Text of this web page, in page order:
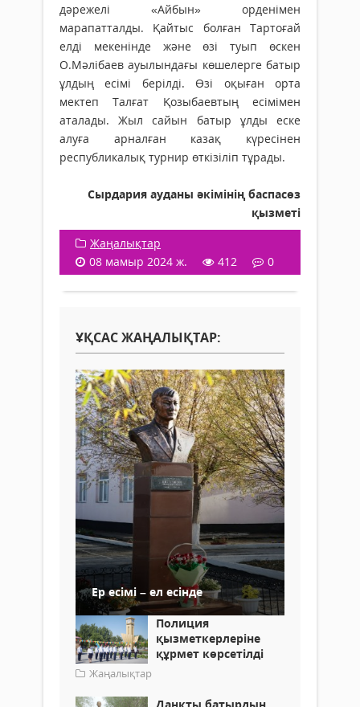
дәрежелі «Айбын» орденімен
марапатталды. Қайтыс болған Тартоғай
елді мекенінде және өзі туып өскен
О.Мәлібаев ауылындағы көшелерге батыр
ұлдың есімі берілді. Өзі оқыған орта
мектеп Талғат Қозыбаевтың есімімен
аталады. Жыл сайын батыр ұлды еске
алуға арналған казақ күресінен
республикалық турнир өткізіліп тұрады.
Сырдария ауданы әкімінің баспасөз
қызметі
Жаңалықтар
08 мамыр 2024 ж.
412 0
ҰҚСАС ЖАҢАЛЫҚТАР:
Ер есімі – ел есінде
Полиция
қызметкерлеріне
құрмет көрсетілді
Жаңалықтар
Данқты батырдың